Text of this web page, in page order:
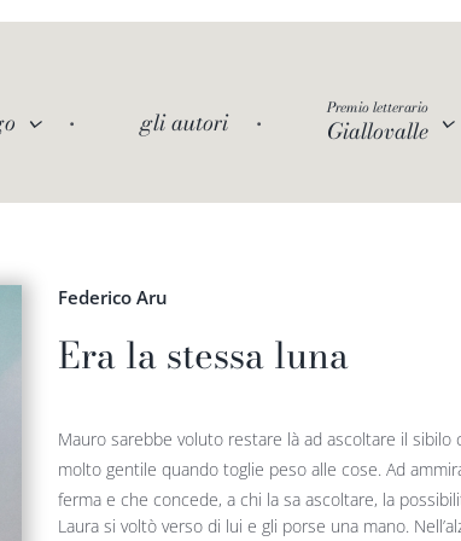
gli autori Premio letterario
Giallovalle
Federico Aru
Era la stessa luna
Mauro sarebbe voluto restare là ad ascoltare il
molto gentile quando toglie peso alle cose. Ad
ferma e che concede, a chi la sa ascoltare, la
Laura si voltò verso di lui e gli porse una mano.